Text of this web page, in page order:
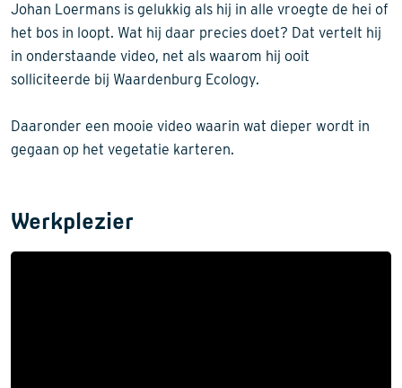
Johan Loermans is gelukkig als hij in alle vroegte de hei of
het bos in loopt. Wat hij daar precies doet? Dat vertelt hij
in onderstaande video, net als waarom hij ooit
solliciteerde bij Waardenburg Ecology.
Daaronder een mooie video waarin wat dieper wordt in
gegaan op het vegetatie karteren.
Werkplezier